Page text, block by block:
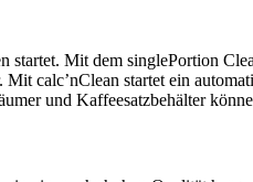
Mit dem singlePortion
calc’nClean startet ein
und Kaffeesatzbehälter